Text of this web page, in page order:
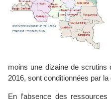
moins une dizaine de scrutins
2016, sont conditionnées par
En l’absence des